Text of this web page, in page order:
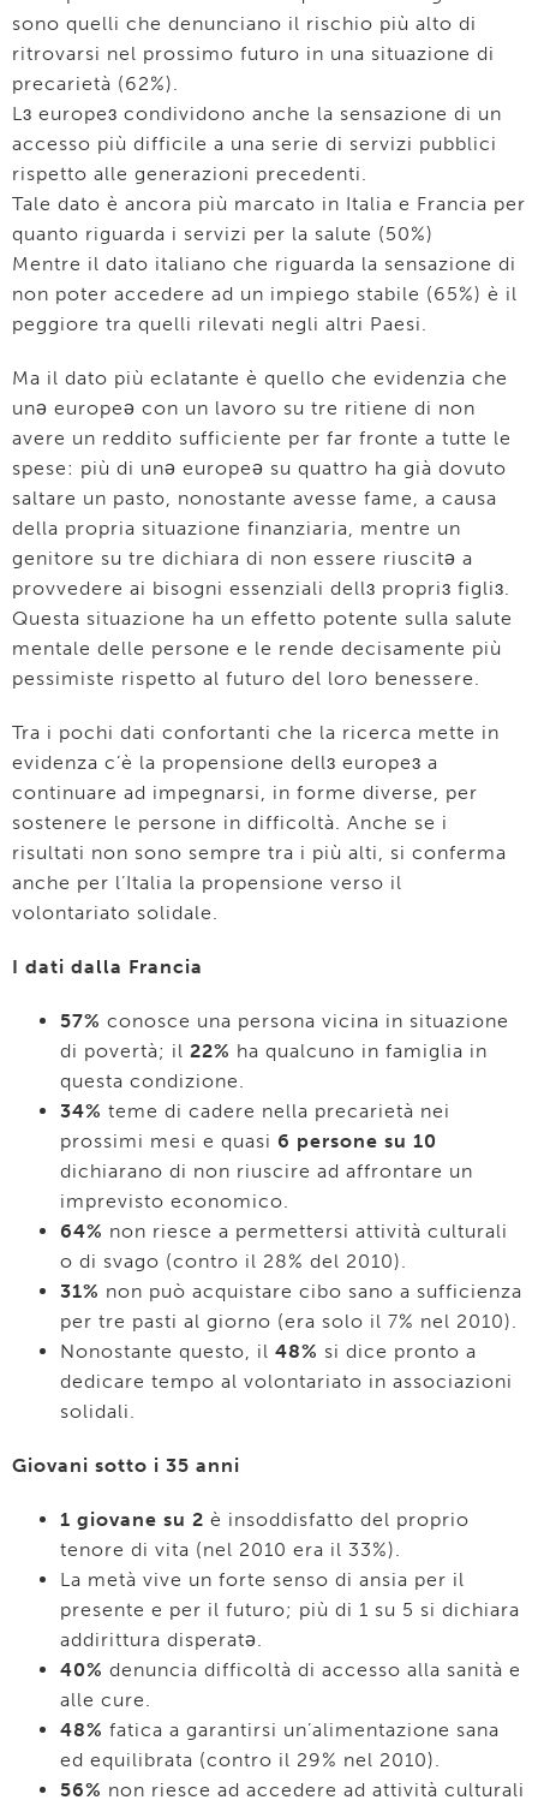
sono quelli che denunciano il rischio più alto di
ritrovarsi nel prossimo futuro in una situazione di
precarietà (62%).
Lɜ europeɜ condividono anche la sensazione di un
accesso più difficile a una serie di servizi pubblici
rispetto alle generazioni precedenti.
Tale dato è ancora più marcato in Italia e Francia per
quanto riguarda i servizi per la salute (50%)
Mentre il dato italiano che riguarda la sensazione di
non poter accedere ad un impiego stabile (65%) è il
peggiore tra quelli rilevati negli altri Paesi.
Ma il dato più eclatante è quello che evidenzia che
unǝ europeǝ con un lavoro su tre ritiene di non
avere un reddito sufficiente per far fronte a tutte le
spese: più di unǝ europeǝ su quattro ha già dovuto
saltare un pasto, nonostante avesse fame, a causa
della propria situazione finanziaria, mentre un
genitore su tre dichiara di non essere riuscitǝ a
provvedere ai bisogni essenziali dellɜ propriɜ figliɜ.
Questa situazione ha un effetto potente sulla salute
mentale delle persone e le rende decisamente più
pessimiste rispetto al futuro del loro benessere.
Tra i pochi dati confortanti che la ricerca mette in
evidenza c’è la propensione dellɜ europeɜ a
continuare ad impegnarsi, in forme diverse, per
sostenere le persone in difficoltà. Anche se i
risultati non sono sempre tra i più alti, si conferma
anche per l’Italia la propensione verso il
volontariato solidale.
I dati dalla Francia
57% conosce una persona vicina in situazione
di povertà; il 22% ha qualcuno in famiglia in
questa condizione.
34% teme di cadere nella precarietà nei
prossimi mesi e quasi 6 persone su 10
dichiarano di non riuscire ad affrontare un
imprevisto economico.
64% non riesce a permettersi attività culturali
o di svago (contro il 28% del 2010).
31% non può acquistare cibo sano a sufficienza
per tre pasti al giorno (era solo il 7% nel 2010).
Nonostante questo, il 48% si dice pronto a
dedicare tempo al volontariato in associazioni
solidali.
Giovani sotto i 35 anni
1 giovane su 2 è insoddisfatto del proprio
tenore di vita (nel 2010 era il 33%).
La metà vive un forte senso di ansia per il
presente e per il futuro; più di 1 su 5 si dichiara
addirittura disperatə.
40% denuncia difficoltà di accesso alla sanità e
alle cure.
48% fatica a garantirsi un’alimentazione sana
ed equilibrata (contro il 29% nel 2010).
56% non riesce ad accedere ad attività culturali